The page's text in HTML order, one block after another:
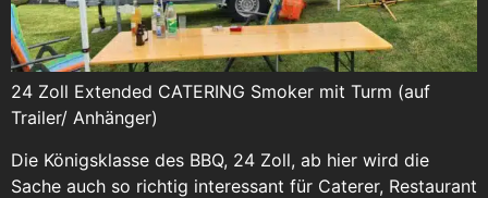
24 Zoll Extended CATERING Smoker mit Turm (auf
Trailer/ Anhänger)
Die Königsklasse des BBQ, 24 Zoll, ab hier wird die
Sache auch so richtig interessant für Caterer, Restaurant